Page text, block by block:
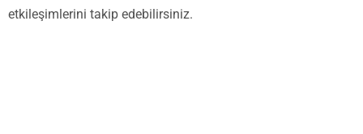
etkileşimlerini takip edebilirsiniz.